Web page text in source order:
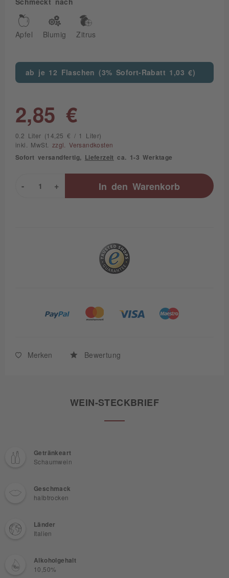
Schmeckt nach
Apfel Blumig Zitrus
ab je 12 Flaschen (3% Sofort-Rabatt 1,03 €)
2,85 €
0.2 Liter (14,25 € / 1 Liter)
inkl. MwSt. zzgl. Versandkosten
Sofort versandfertig, Lieferzeit ca. 1-3 Werktage
+
- In den Warenkorb
Merken Bewertung
WEIN-STECKBRIEF
Getränkeart
Schaumwein
Geschmack
halbtrocken
Länder
Italien
Alkoholgehalt
10,50%